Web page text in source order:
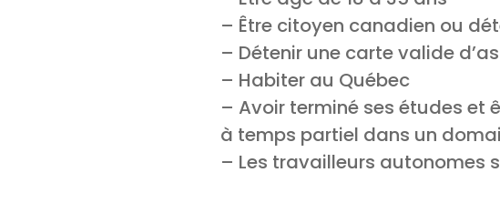
– Être citoyen canadien ou
– Détenir une carte valide
– Habiter au Québec
– Avoir terminé ses études et
à temps partiel dans un
– Les travailleurs autonomes